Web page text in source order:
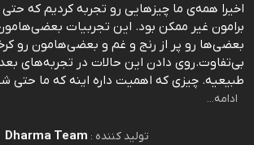
اخیرا همه‌ی ما چیز‌هایی رو تجربه کردیم که
برامون غیر ممکن بود. این تجربیات بعضی‌هامون
بعضی‌ها رو پر از رنج و غم و بعضی‌هامون رو
بی‌تفاوت.روی دادن این حالات در تجربه‌های بعد
طبیعیه. چیزی که اهمیت داره اینه که ما حتی
ادامه...
تولید کننده : Dharma Team